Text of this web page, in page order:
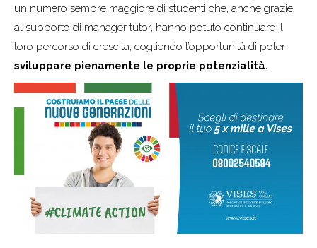
un numero sempre maggiore di studenti che, anche grazie
al supporto di manager tutor, hanno potuto continuare il
loro percorso di crescita, cogliendo l’opportunità di poter
sviluppare pienamente le proprie potenzialità.